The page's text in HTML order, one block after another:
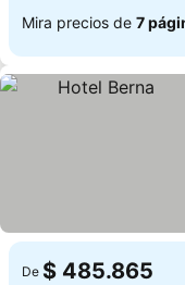
Mira precios de 7
De $ 485.865